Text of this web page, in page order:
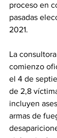
proceso en
pasadas
2021.
La
comienzo
el 4 de
de 2,8
incluyen
armas de